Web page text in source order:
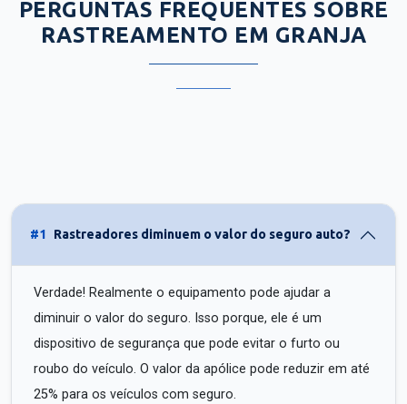
PERGUNTAS FREQUENTES SOBRE
RASTREAMENTO EM GRANJA
#1 Rastreadores diminuem o valor do seguro auto?
Verdade! Realmente o equipamento pode ajudar a
diminuir o valor do seguro. Isso porque, ele é um
dispositivo de segurança que pode evitar o furto ou
roubo do veículo. O valor da apólice pode reduzir em até
25% para os veículos com seguro.